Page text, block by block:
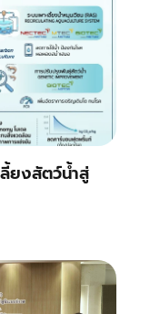
ลี้ยงสัตว์น้ำสู่